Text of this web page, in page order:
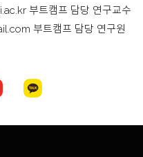
부트캠프 담당 연구교수
부트캠프 담당 연구원